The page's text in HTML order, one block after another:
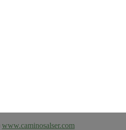
www.caminosalser.com